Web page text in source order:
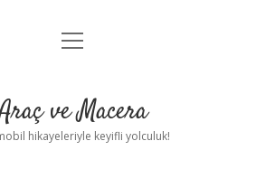
Anasayfa
Yasal Uyarı
menüyü
ve Macera
hikayeleriyle keyifli yolculuk!